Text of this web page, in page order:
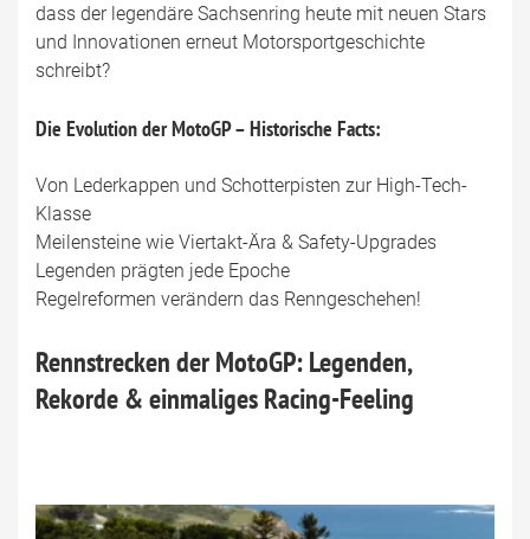
dass der legendäre Sachsenring heute mit neuen Stars
und Innovationen erneut Motorsportgeschichte
schreibt?
Die Evolution der MotoGP – Historische Facts:
Von Lederkappen und Schotterpisten zur High-Tech-
Klasse
Meilensteine wie Viertakt-Ära & Safety-Upgrades
Legenden prägten jede Epoche
Regelreformen verändern das Renngeschehen!
Rennstrecken der MotoGP: Legenden,
Rekorde & einmaliges Racing-Feeling